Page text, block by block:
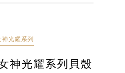
神光耀系列
神光耀系列貝殼